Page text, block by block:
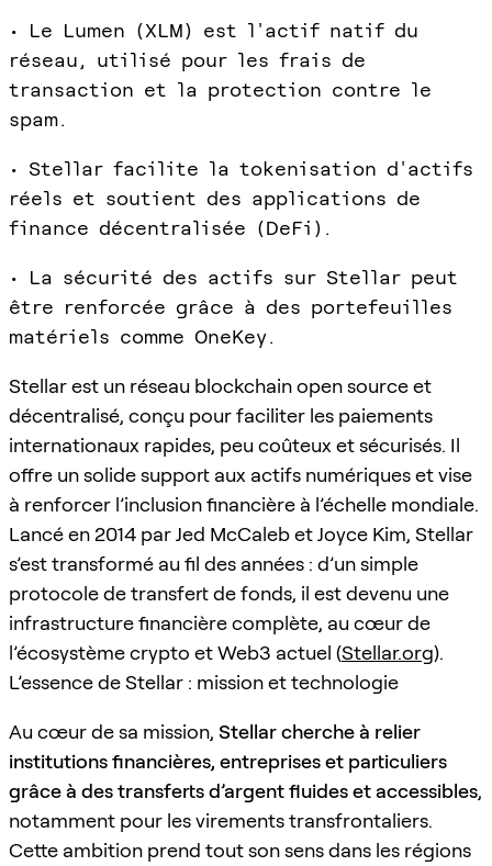
• Le Lumen (XLM) est l'actif natif du
réseau, utilisé pour les frais de
transaction et la protection contre le
spam.
• Stellar facilite la tokenisation d'actifs
réels et soutient des applications de
finance décentralisée (DeFi).
• La sécurité des actifs sur Stellar peut
être renforcée grâce à des portefeuilles
matériels comme OneKey.
Stellar est un réseau blockchain open source et
décentralisé, conçu pour faciliter les paiements
internationaux rapides, peu coûteux et sécurisés. Il
offre un solide support aux actifs numériques et vise
à renforcer l’inclusion financière à l’échelle mondiale.
Lancé en 2014 par Jed McCaleb et Joyce Kim, Stellar
s’est transformé au fil des années : d’un simple
protocole de transfert de fonds, il est devenu une
infrastructure financière complète, au cœur de
l’écosystème crypto et Web3 actuel (Stellar.org).
L’essence de Stellar : mission et technologie
Au cœur de sa mission, Stellar cherche à relier
institutions financières, entreprises et particuliers
grâce à des transferts d’argent fluides et accessibles,
notamment pour les virements transfrontaliers.
Cette ambition prend tout son sens dans les régions